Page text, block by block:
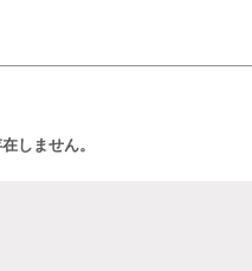
しません。